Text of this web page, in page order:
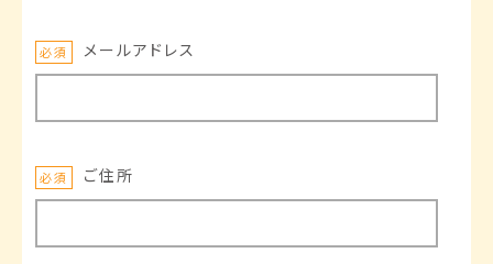
メールアドレス
必須
ご住所
必須